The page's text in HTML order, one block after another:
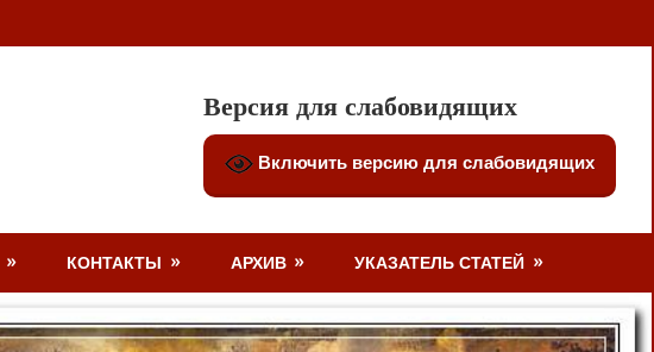
Версия для слабовидящих
Включить версию для слабовидящих
КОНТАКТЫ АРХИВ УКАЗАТЕЛЬ СТАТЕЙ